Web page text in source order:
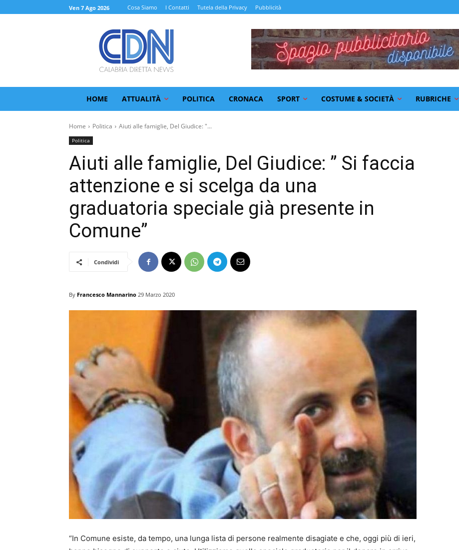
Ven 7 Ago 2026 Cosa Siamo I Contatti Tutela della Privacy Pubblicità
HOME ATTUALITÀ POLITICA CRONACA SPORT COSTUME & SOCIETÀ RUBRICHE
Home Politica Aiuti alle famiglie, Del Giudice: "...
Politica
Aiuti alle famiglie, Del Giudice: ” Si faccia
attenzione e si scelga da una
graduatoria speciale già presente in
Comune”
Condividi
By Francesco Mannarino 29 Marzo 2020
“In Comune esiste, da tempo, una lunga lista di persone realmente disagiate e che, oggi più di ieri,